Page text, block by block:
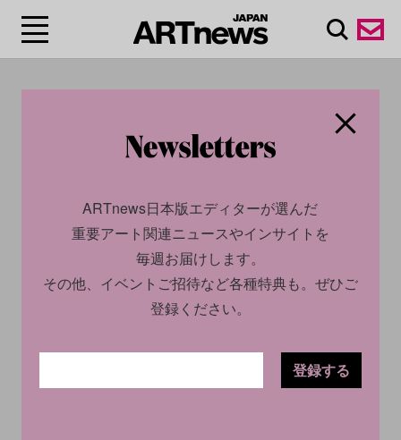
#ピラミッド/Pyramid
ツアーガイドが約4300年前の
ARTnews日本版エディターが選んだ
重要アート関連ニュースやインサイトを
毎週お届けします。
その他、イベントご招待など各種特典も。ぜひご
登録ください。
登録する